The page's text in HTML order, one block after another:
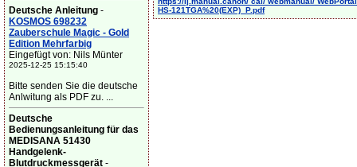
Deutsche Anleitung -
KOSMOS 698232
Zauberschule Magic - Gold
Edition Mehrfarbig
Eingefügt von: Nils Münter
2025-12-25 15:15:40
Bitte senden Sie die deutsche
Anlwitung als PDF zu. ...
Deutsche
Bedienungsanleitung für das
MEDISANA 51430
Handgelenk-
Blutdruckmessgerät -
HS-121TGA%20(EXP)_P.pdf